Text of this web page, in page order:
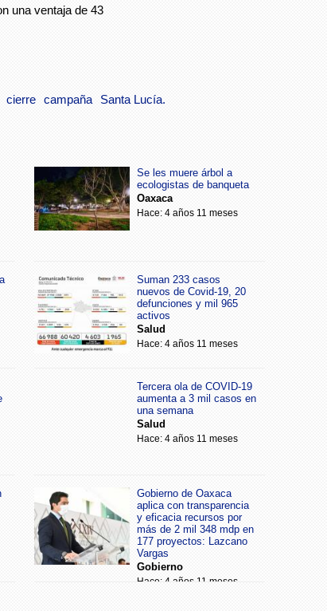
una ventaja de 43
cierre campaña Santa Lucía.
Se les muere árbol a
ecologistas de banqueta
Oaxaca
Hace: 4 años 11 meses
Suman 233 casos
nuevos de Covid-19, 20
defunciones y mil 965
activos
Salud
Hace: 4 años 11 meses
Tercera ola de COVID-19
aumenta a 3 mil casos en
una semana
Salud
Hace: 4 años 11 meses
Gobierno de Oaxaca
aplica con transparencia
y eficacia recursos por
más de 2 mil 348 mdp en
177 proyectos: Lazcano
Vargas
Gobierno
Hace: 4 años 11 meses